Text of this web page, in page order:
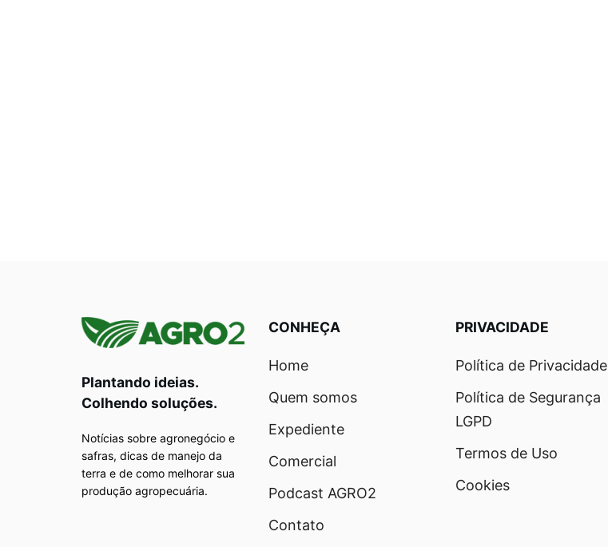
Plantando ideias.
Colhendo soluções.
Notícias sobre agronegócio e
safras, dicas de manejo da
terra e de como melhorar sua
produção agropecuária.
CONHEÇA
Home
Quem somos
Expediente
Comercial
Podcast AGRO2
Contato
PRIVACIDADE
Política de Privacidade
Política de Segurança
LGPD
Termos de Uso
Cookies